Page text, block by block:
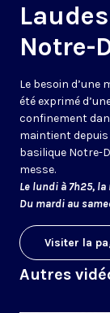
Notre-
Le besoin d’une
été exprimé
confinement
maintient depuis
basilique Notre-
messe.
Le lundi à 7h25, la
Du mardi au
Visiter la
Autres